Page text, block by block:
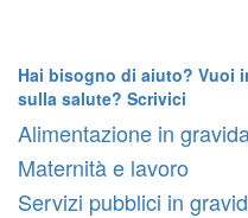
Hai bisogno di aiuto? Vuoi
sulla salute? Scrivici
Alimentazione in
Maternità e lavoro
Servizi pubblici in